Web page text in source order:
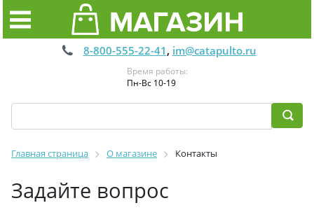
8-800-555-22-41 , im@catapulto.ru
Время работы:
Пн-Вс 10-19
Главная страница О магазине Контакты
Задайте вопрос